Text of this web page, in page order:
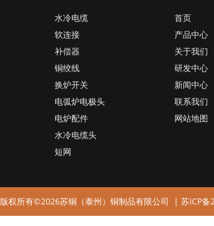
水冷电缆
软连接
补偿器
铜绞线
换炉开关
电弧炉电极头
电炉配件
水冷电缆头
短网
首页
产品中心
关于我们
研发中心
新闻中心
联系我们
网站地图
版权所有©2026苏铜（泰州）铜制品有限公司 | 苏ICP备